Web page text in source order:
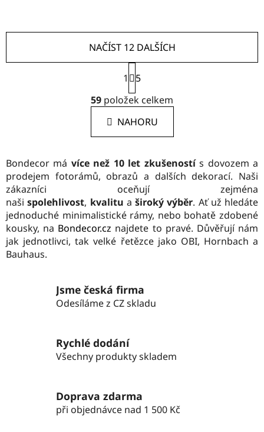
O
v
l
á
d
c
í
p
r
v
k
y
p
i
s
NAČÍST 12 DALŠÍCH
S
t
r
á
k
o
á
n
í
1
5
59 položek celkem
NAHORU
Bondecor má více než 10 let zkušenostís dovozem a
prodejem fotorámů, obrazů a dalších dekorací. Naši
zákazníci oceňují zejména
našispolehlivost, kvalitu a široký výběr. Ať už hledáte
jednoduché minimalistické rámy, nebo bohatě zdobené
kousky, na Bondecor.cz najdete to pravé. Důvěřují nám
jak jednotlivci, tak velké řetězce jako OBI, Hornbach a
Bauhaus.
Jsme česká firma
Odesíláme z CZ skladu
Rychlé dodání
Všechny produkty skladem
Doprava zdarma
při objednávce nad 1 500 Kč